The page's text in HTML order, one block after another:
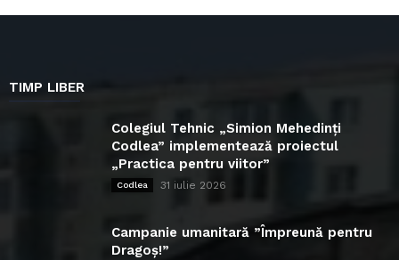
TIMP LIBER
Colegiul Tehnic „Simion Mehedinți
Codlea” implementează proiectul
„Practica pentru viitor”
Codlea 31 iulie 2026
Campanie umanitară ”Împreună pentru
Dragoș!”